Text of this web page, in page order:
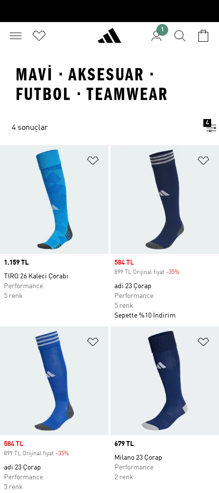
1
MAVI · AKSESUAR ·
FUTBOL · TEAMWEAR
4 sonuçlar
4
Favori Listesine Ekle
Price
1.159 TL
TIRO 26 Kaleci Çorabı
Performance
5 renk
Sale price
584 TL
899 TL Orijinal fiyat -35%
adi 23 Çorap
Performance
5 renk
Sepette %10 İndirim
Favori Listesine Ekle
Sale price
584 TL
899 TL Orijinal fiyat -35%
adi 23 Çorap
Performance
5 renk
Price
679 TL
Milano 23 Çorap
Performance
2 renk